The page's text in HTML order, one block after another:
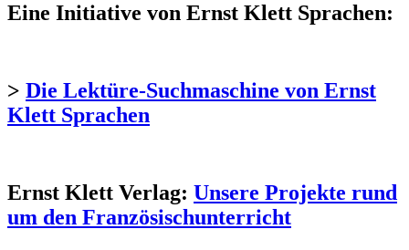
Eine Initiative von Ernst Klett Sprachen:
> Die Lektüre-Suchmaschine von Ernst
Klett Sprachen
Ernst Klett Verlag: Unsere Projekte rund
um den Französischunterricht